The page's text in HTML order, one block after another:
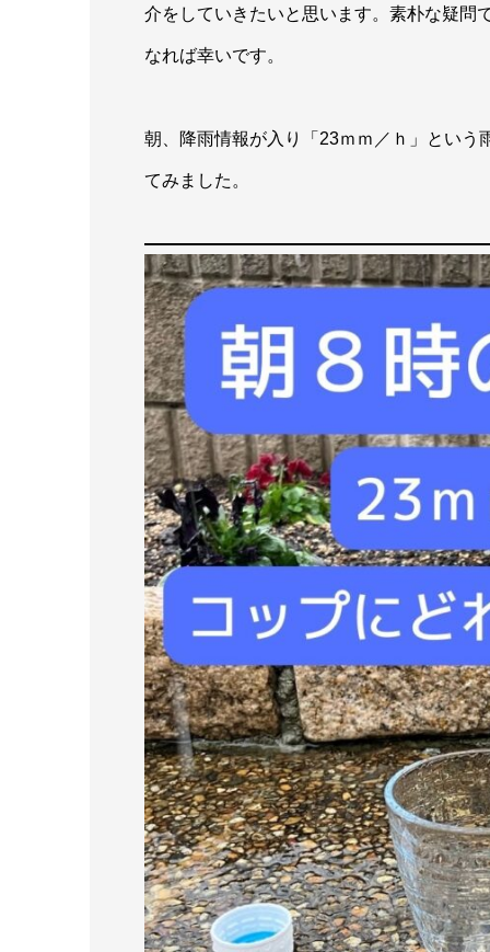
介をしていきたいと思います。素朴な疑問
なれば幸いです。
朝、降雨情報が入り「23ｍｍ／ｈ」という
てみました。